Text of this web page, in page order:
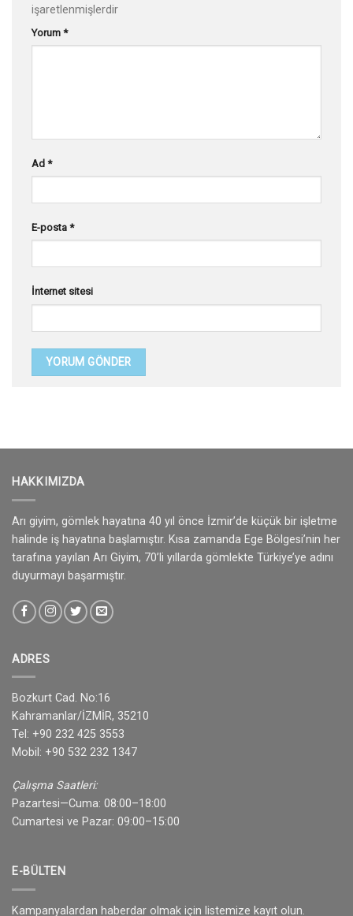
işaretlenmişlerdir
Yorum *
Ad *
E-posta *
İnternet sitesi
HAKKIMIZDA
Arı giyim, gömlek hayatına 40 yıl önce İzmir’de küçük bir işletme
halinde iş hayatına başlamıştır. Kısa zamanda Ege Bölgesi’nin her
tarafına yayılan Arı Giyim, 70’li yıllarda gömlekte Türkiye’ye adını
duyurmayı başarmıştır.
ADRES
Bozkurt Cad. No:16
Kahramanlar/İZMİR, 35210
Tel: +90 232 425 3553
Mobil: +90 532 232 1347
Çalışma Saatleri:
Pazartesi—Cuma: 08:00–18:00
Cumartesi ve Pazar: 09:00–15:00
E-BÜLTEN
Kampanyalardan haberdar olmak için listemize kayıt olun.